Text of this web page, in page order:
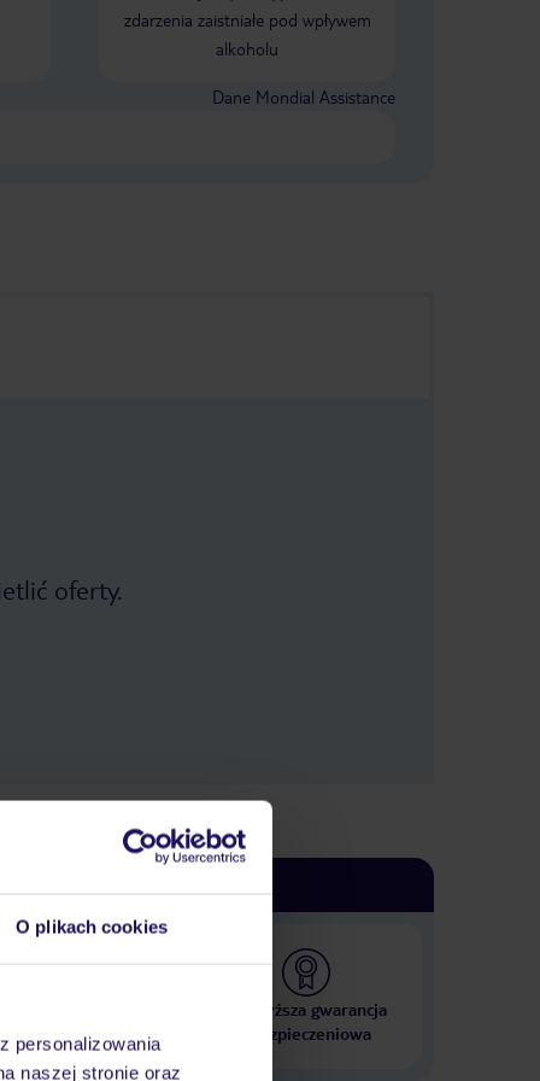
O plikach cookies
personalizowania
naszej stronie oraz
zdarzenia zaistniałe pod wpływem
alkoholu
Dane Mondial Assistance
oferty.
krajach
Najwyższa gwarancja
ubezpieczeniowa